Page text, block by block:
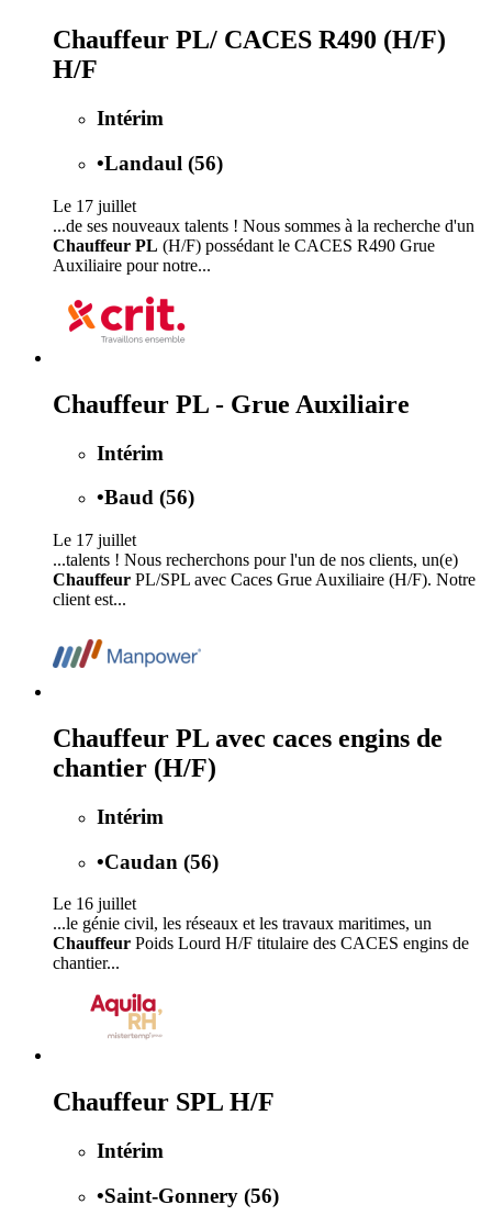
Chauffeur PL/ CACES R490 (H/F)
H/F
Intérim
•Landaul (56)
Le 17 juillet
...de ses nouveaux talents ! Nous sommes à la recherche d'un
Chauffeur PL (H/F) possédant le CACES R490 Grue
Auxiliaire pour notre...
Chauffeur PL - Grue Auxiliaire
Intérim
•Baud (56)
Le 17 juillet
...talents ! Nous recherchons pour l'un de nos clients, un(e)
Chauffeur PL/SPL avec Caces Grue Auxiliaire (H/F). Notre
client est...
Chauffeur PL avec caces engins de
chantier (H/F)
Intérim
•Caudan (56)
Le 16 juillet
...le génie civil, les réseaux et les travaux maritimes, un
Chauffeur Poids Lourd H/F titulaire des CACES engins de
chantier...
Chauffeur SPL H/F
Intérim
•Saint-Gonnery (56)